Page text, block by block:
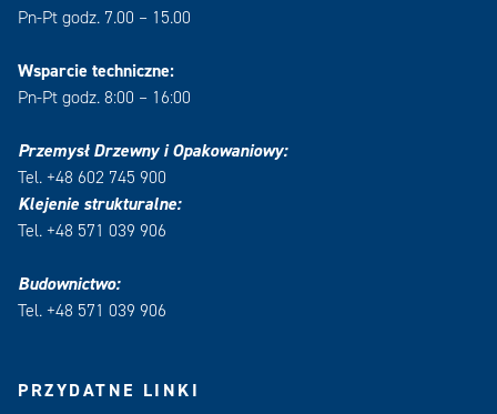
Pn-Pt godz. 7.00 – 15.00
Wsparcie techniczne:
Pn-Pt godz. 8:00 – 16:00
Przemysł Drzewny i Opakowaniowy:
Tel. +48 602 745 900
Klejenie strukturalne:
Tel. +48 571 039 906
Budownictwo:
Tel. +48 571 039 906
PRZYDATNE LINKI